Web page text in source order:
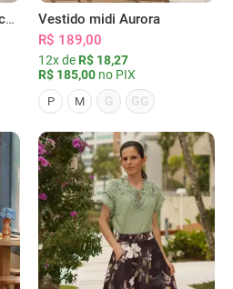
Vestido midi Fátima terracota
Vestido midi Aurora
R$ 189,00
12x de R$ 18,27
R$ 185,00 no PIX
P M G GG